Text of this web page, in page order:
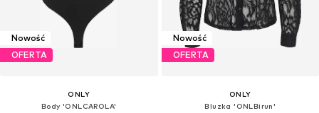
Nowość
OFERTA
ONLY
Body 'ONLCAROLA'
Nowość
OFERTA
ONLY
Bluzka 'ONLBirun'